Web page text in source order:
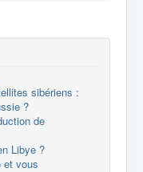
sibériens :
?
de
Libye ?
et vous